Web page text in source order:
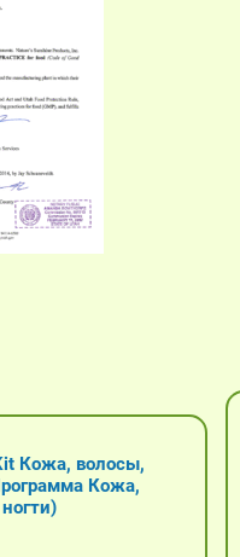
Кожа, волосы,
Кожа,